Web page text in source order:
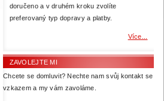
doručeno a v druhém kroku zvolíte
preferovaný typ dopravy a platby.
Více...
ZAVOLEJTE MI
Chcete se domluvit? Nechte nam svůj kontakt se
vzkazem a my vám zavoláme.